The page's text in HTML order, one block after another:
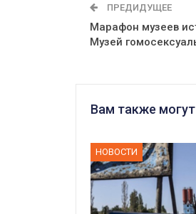
ПРЕДИДУЩЕЕ
Марафон музеев
Музей
Вам также
НОВОСТИ